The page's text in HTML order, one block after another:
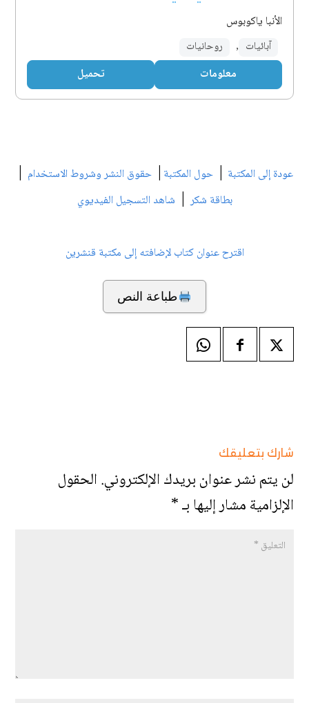
الأنبا ياكوبوس
آبائيات , روحانيات
معلومات تحميل
عودة إلى المكتبة | حول المكتبة | حقوق النشر وشروط الاستخدام |
بطاقة شكر| شاهد التسجيل الفيديوي
اقترح عنوان كتاب لإضافته إلى مكتبة قنشرين
طباعة النص
شارك بتعليقك
لن يتم نشر عنوان بريدك الإلكتروني.الحقول
الإلزامية مشار إليها بـ*